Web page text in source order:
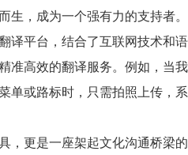
生，成为一个强有力的支持者。
译平台，结合了互联网技术和语
准高效的翻译服务。例如，当我
单或路标时，只需拍照上传，系
，更是一座架起文化沟通桥梁的